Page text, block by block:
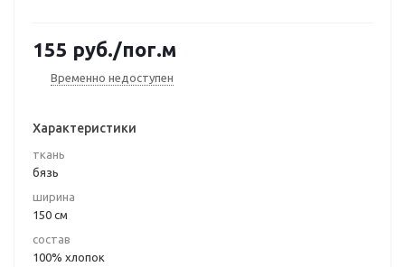
155 руб./пог.м
Временно недоступен
Характеристики
ткань
бязь
ширина
150 см
состав
100% хлопок